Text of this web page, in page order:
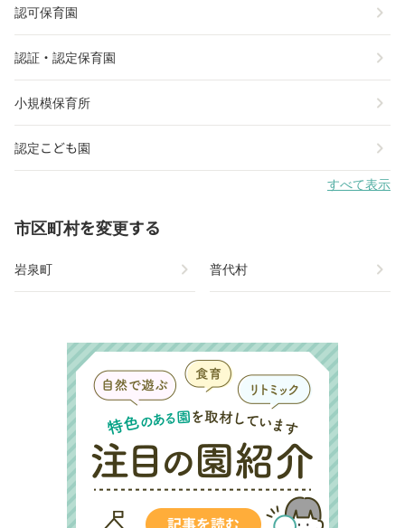
認可保育園 chevron_right
認証・認定保育園 chevron_right
小規模保育所 chevron_right
認定こども園 chevron_right
すべて表示
市区町村を変更する
岩泉町 chevron_right 普代村 chevron_right